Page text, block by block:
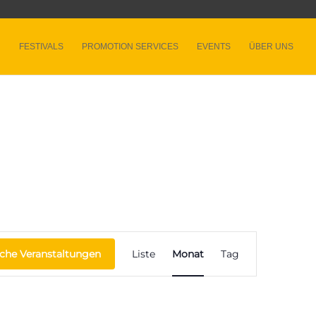
FESTIVALS PROMOTION SERVICES EVENTS ÜBER UNS
Veranstaltungen
Ansichten-
Liste Monat Tag